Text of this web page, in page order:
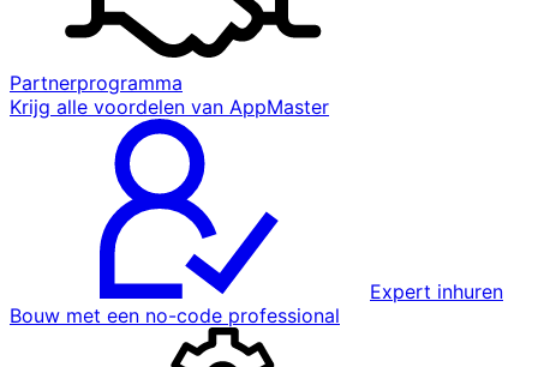
Partnerprogramma
Krijg alle voordelen van AppMaster
Expert inhuren
Bouw met een no-code professional